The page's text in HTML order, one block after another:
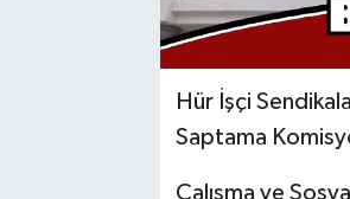
Hür İşçi
Saptama
Çalışma ve